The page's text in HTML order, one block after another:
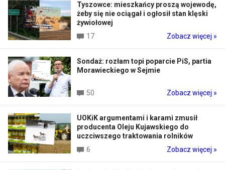
Tyszowce: mieszkańcy proszą wojewodę,
żeby się nie ociągał i ogłosił stan klęski
żywiołowej
17
Zobacz więcej »
Sondaż: rozłam topi poparcie PiS, partia
Morawieckiego w Sejmie
50 Zobacz więcej »
UOKiK argumentami i karami zmusił
producenta Oleju Kujawskiego do
uczciwszego traktowania rolników
6
Zobacz więcej »